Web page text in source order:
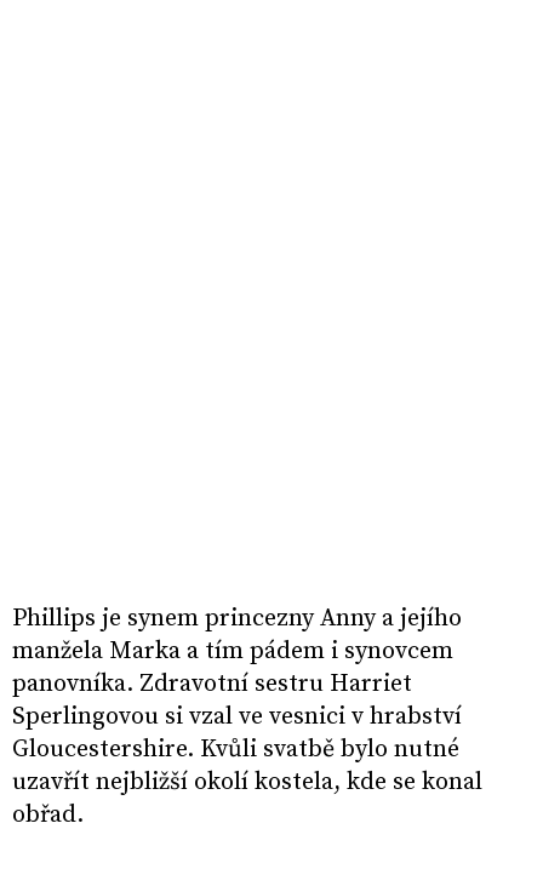
Phillips je synem princezny Anny a jejího
manžela Marka a tím pádem i synovcem
panovníka. Zdravotní sestru Harriet
Sperlingovou si vzal ve vesnici v hrabství
Gloucestershire. Kvůli svatbě bylo nutné
uzavřít nejbližší okolí kostela, kde se konal
obřad.